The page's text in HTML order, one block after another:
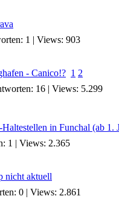
1 | Views: 903
- Canico!? 1 2
16 | Views: 5.299
in Funchal (ab 1.
1 | Views: 2.365
nicht aktuell
0 | Views: 2.861